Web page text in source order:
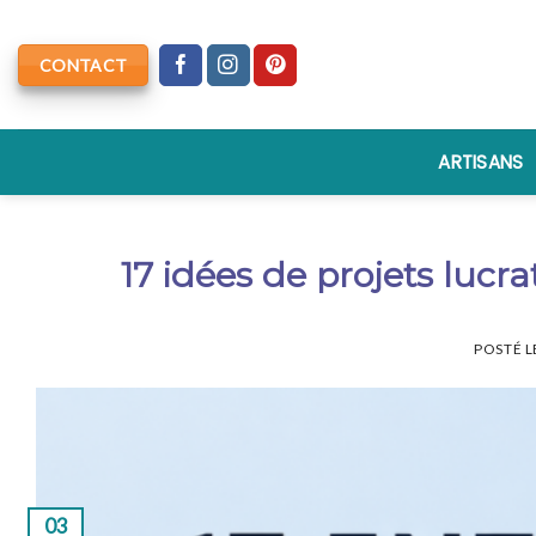
to
content
CONTACT
ARTISANS
17 idées de projets
POSTÉ
03